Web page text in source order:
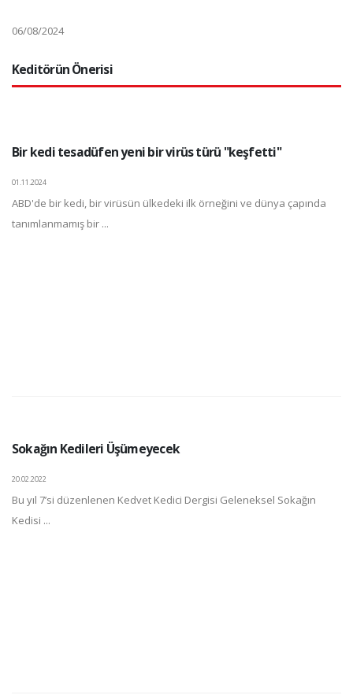
06/08/2024
Keditörün Önerisi
Bir kedi tesadüfen yeni bir virüs türü "keşfetti"
01.11.2024
ABD'de bir kedi, bir virüsün ülkedeki ilk örneğini ve dünya çapında
tanımlanmamış bir ...
Sokağın Kedileri Üşümeyecek
20.02.2022
Bu yıl 7’si düzenlenen Kedvet Kedici Dergisi Geleneksel Sokağın
Kedisi ...